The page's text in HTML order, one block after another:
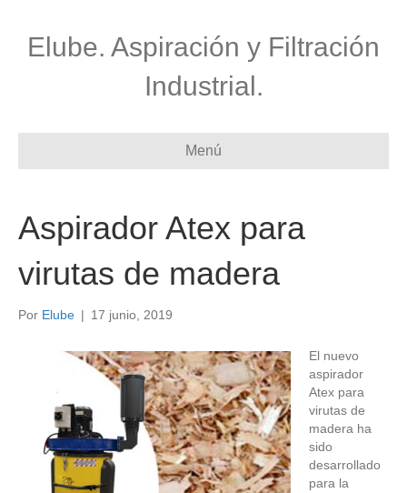
Elube. Aspiración y Filtración
Industrial.
Menú
Aspirador Atex para
virutas de madera
Por Elube | 17 junio, 2019
El nuevo
aspirador
Atex para
virutas de
madera ha
sido
desarrollado
para la